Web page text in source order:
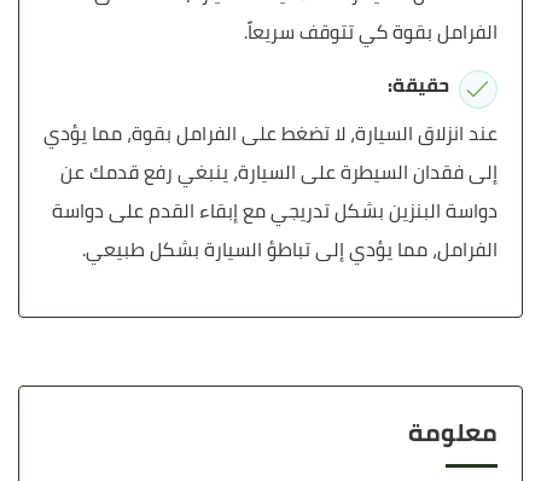
الفرامل بقوة كي تتوقف سريعاً.
حقيقة:
عند انزلاق السيارة، لا تضغط على الفرامل بقوة، مما يؤدي
إلى فقدان السيطرة على السيارة، ينبغي رفع قدمك عن
دواسة البنزين بشكل تدريجي مع إبقاء القدم على دواسة
الفرامل، مما يؤدي إلى تباطؤ السيارة بشكل طبيعي.
معلومة